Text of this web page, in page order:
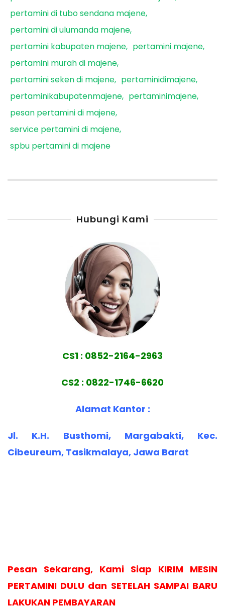
pertamini di tubo sendana majene
pertamini di ulumanda majene
pertamini kabupaten majene
pertamini majene
pertamini murah di majene
pertamini seken di majene
pertaminidimajene
pertaminikabupatenmajene
pertaminimajene
pesan pertamini di majene
service pertamini di majene
spbu pertamini di majene
Hubungi Kami
CS1 : 0852-2164-2963
CS2 : 0822-1746-6620
Alamat Kantor :
Jl. K.H. Busthomi, Margabakti, Kec.
Cibeureum, Tasikmalaya, Jawa Barat
Pesan Sekarang, Kami Siap KIRIM MESIN
PERTAMINI DULU dan SETELAH SAMPAI BARU
LAKUKAN PEMBAYARAN